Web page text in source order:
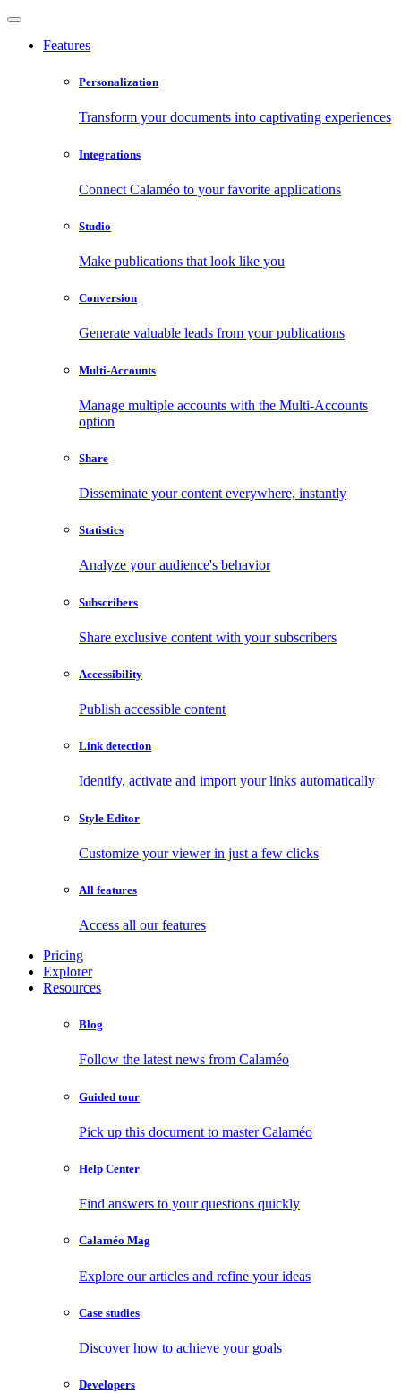
Features
Personalization
Transform your documents into captivating experiences
Integrations
Connect Calaméo to your favorite applications
Studio
Make publications that look like you
Conversion
Generate valuable leads from your publications
Multi-Accounts
Manage multiple accounts with the Multi-Accounts
option
Share
Disseminate your content everywhere, instantly
Statistics
Analyze your audience's behavior
Subscribers
Share exclusive content with your subscribers
Accessibility
Publish accessible content
Link detection
Identify, activate and import your links automatically
Style Editor
Customize your viewer in just a few clicks
All features
Access all our features
Pricing
Explorer
Resources
Blog
Follow the latest news from Calaméo
Guided tour
Pick up this document to master Calaméo
Help Center
Find answers to your questions quickly
Calaméo Mag
Explore our articles and refine your ideas
Case studies
Discover how to achieve your goals
Developers